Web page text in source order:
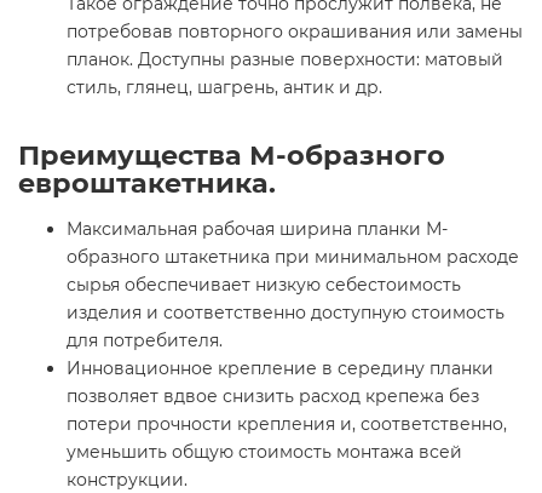
потребовав повторного окрашивания или замены
планок. Доступны разные поверхности: матовый
стиль, глянец, шагрень, антик и др.
Преимущества М-образного
евроштакетника.
Максимальная рабочая ширина планки М-
образного штакетника при минимальном расходе
сырья обеспечивает низкую себестоимость
изделия и соответственно доступную стоимость
для потребителя.
Инновационное крепление в середину планки
позволяет вдвое снизить расход крепежа без
потери прочности крепления и, соответственно,
уменьшить общую стоимость монтажа всей
конструкции.